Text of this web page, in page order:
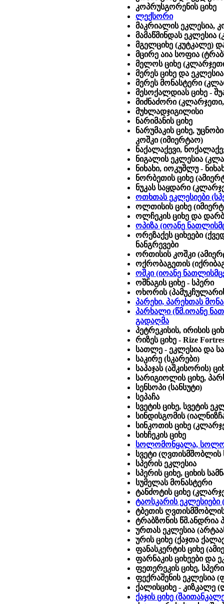
კოპრუსგორენის ციხე
ლექსორი
მაკრიალის ეკლესია,
მამაწმინდას ეკლესია
მგელციხე (კუტკალე)
მცირე აია სოფია
მელოს ციხე
მერეს ციხე და ეკლესია
მერეს მონასტერი
მესოქალდიას ციხე -
მიძნაძორი
მუხლადჯიგილისი
ნარიმანის ციხე
ნარუმაკის ციხე,
კოშკი (იმიერტაო)
ნაქალაქევი,
ნიგალის ეკლესია
ნიხახი, იოკუშლუ -
ნორბეთის ციხე
ნუკას საყდარი
ოთხთას ეკლესიები
ოლთისის ციხე
ოლჩეკის ციხე და
ოპიზა (იოანე
ორეზაქეს ციხეები
ნანგრევები
ორთისის კოშკი
ოქრობაგეთის
ოშკი (იოანე
ოშნაგის ციხე - სპერი
ოხორის
პარეხი, პარეხთას
პარხალი (წმ.იოანე
გადაღმა
პეტრეკისის, ირისის
რიზეს ციხე - Rize
სათლე - ეკლესია და
საკირე (სკარები)
საპაჯას (აშკისორის)
სარიგიოლის ციხე,
სენსოპი (სანსუტი)
სეპაჩა
სვეტის ციხე, სვეტის
სინდისგომის
სინკოთის ციხე
სიხჩეკის ციხე
სოლომონყალა,
სვეტი (ღვთისმშობლის
სპერის ეკლესია
სპერის ციხე, ციხის
სუმელას მონასტერი
ტანძოტის ციხე
ტაოსკარის ეკლესიები
ტბეთის
ტრაბზონის წმ.ანდრია
ურთას ეკლესია
ურის ციხე (ქაჯთა
ფანასკერტის ციხე
ფარნაკის ციხეები და
ფეთერეკის ციხე, სპერი
ფექრაშენის ეკლესია
ქალისციხე - კიზკალე
ქაჯის ციხე